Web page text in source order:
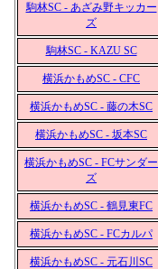
駒林SC - あざみ野キッカー
ズ
駒林SC - KAZU SC
横浜かもめSC - CFC
横浜かもめSC - 藤の木SC
横浜かもめSC - 坂本SC
横浜かもめSC - FCサンダー
ズ
横浜かもめSC - 鶴見東FC
横浜かもめSC - FCカルパ
横浜かもめSC - 元石川SC